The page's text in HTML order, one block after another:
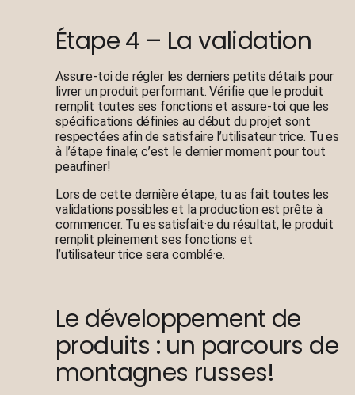
Étape 4 – La validation
Assure-toi de régler les derniers petits détails pour
livrer un produit performant. Vérifie que le produit
remplit toutes ses fonctions et assure-toi que les
spécifications définies au début du projet sont
respectées afin de satisfaire l’utilisateur·trice. Tu es
à l’étape finale; c’est le dernier moment pour tout
peaufiner!
Lors de cette dernière étape, tu as fait toutes les
validations possibles et la production est prête à
commencer. Tu es satisfait·e du résultat, le produit
remplit pleinement ses fonctions et
l’utilisateur·trice sera comblé·e.
Le développement de
produits : un parcours de
montagnes russes!